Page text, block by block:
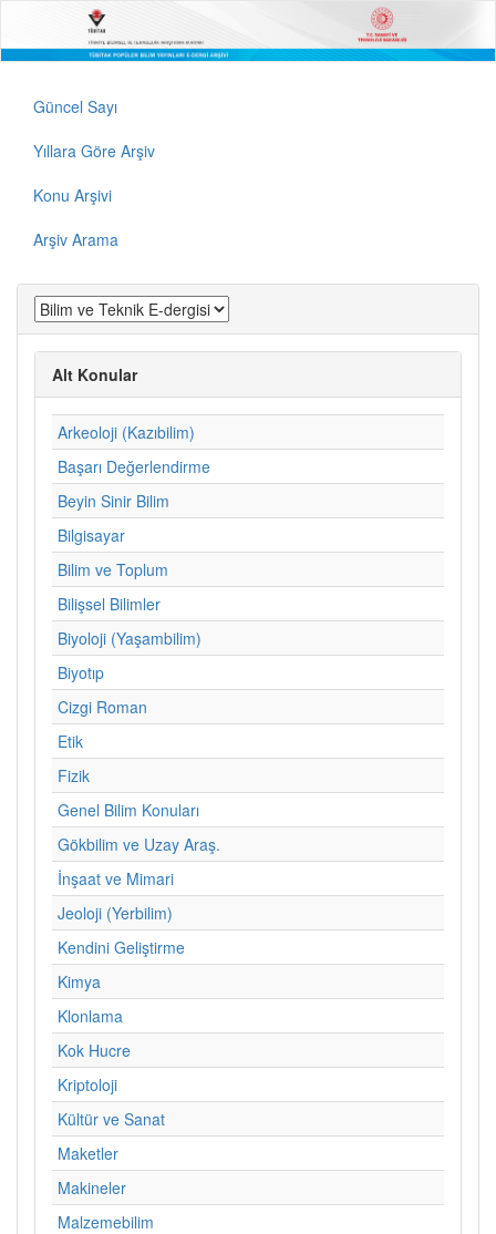
Güncel Sayı
Yıllara Göre Arşiv
Konu Arşivi
Arşiv Arama
Alt Konular
Arkeoloji (Kazıbilim)
Başarı Değerlendirme
Beyin Sinir Bilim
Bilgisayar
Bilim ve Toplum
Bilişsel Bilimler
Biyoloji (Yaşambilim)
Biyotıp
Cizgi Roman
Etik
Fizik
Genel Bilim Konuları
Gökbilim ve Uzay Araş.
İnşaat ve Mimari
Jeoloji (Yerbilim)
Kendini Geliştirme
Kimya
Klonlama
Kok Hucre
Kriptoloji
Kültür ve Sanat
Maketler
Makineler
Malzemebilim